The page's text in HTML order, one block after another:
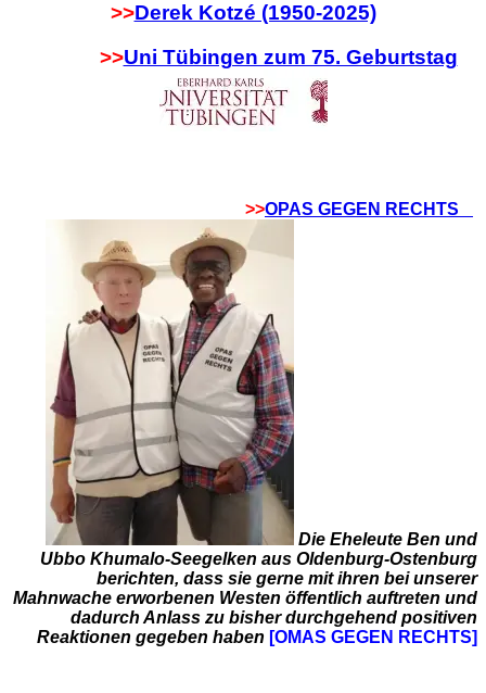
>>Derek Kotzé (1950-2025)
>>Uni Tübingen zum 75. Geburtstag
>>OPAS GEGEN RECHTS _
Die Eheleute Ben und
Ubbo Khumalo-Seegelken aus Oldenburg-Ostenburg
berichten, dass sie gerne mit ihren bei unserer
Mahnwache erworbenen Westen öffentlich auftreten und
dadurch Anlass zu bisher durchgehend positiven
Reaktionen gegeben haben [OMAS GEGEN RECHTS]